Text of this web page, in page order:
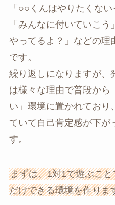
「○○くんはやりたくな
「みんなに付いていこ
やってるよ？」などの理
です。
繰り返しになりますが、
は様々な理由で普段から
い」環境に置かれており
ていて自己肯定感が下が
す。
まずは、1対1で遊ぶこ
だけできる環境を作りま